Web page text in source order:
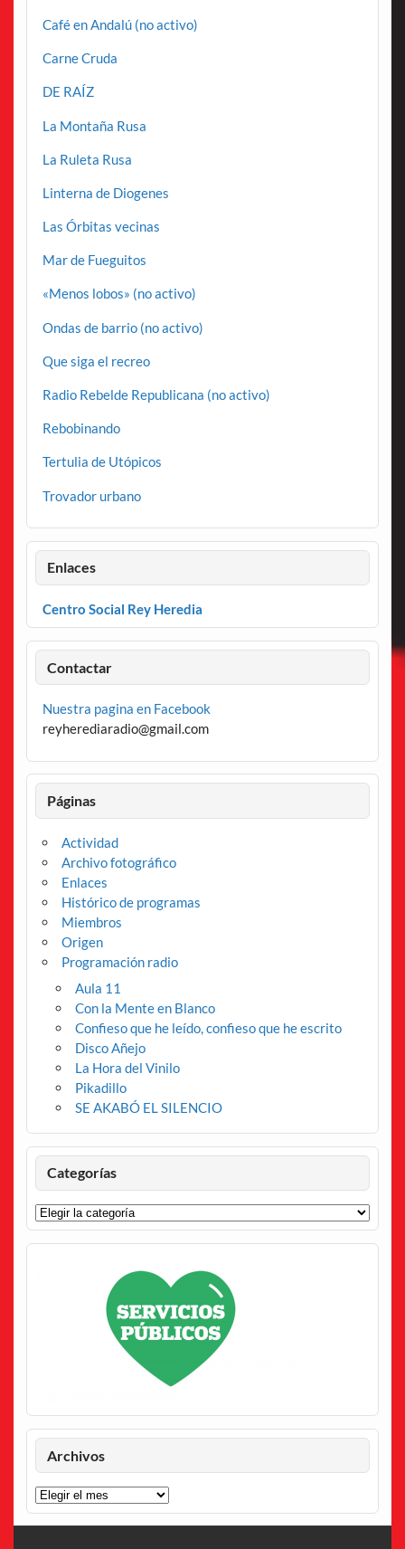
Café en Andalú (no activo)
Carne Cruda
DE RAÍZ
La Montaña Rusa
La Ruleta Rusa
Linterna de Diogenes
Las Órbitas vecinas
Mar de Fueguitos
«Menos lobos» (no activo)
Ondas de barrio (no activo)
Que siga el recreo
Radio Rebelde Republicana (no activo)
Rebobinando
Tertulia de Utópicos
Trovador urbano
Enlaces
Centro Social Rey Heredia
Contactar
Nuestra pagina en Facebook
reyherediaradio@gmail.com
Páginas
Actividad
Archivo fotográfico
Enlaces
Histórico de programas
Miembros
Origen
Programación radio
Aula 11
Con la Mente en Blanco
Confieso que he leído, confieso que he escrito
Disco Añejo
La Hora del Vinilo
Pikadillo
SE AKABÓ EL SILENCIO
Categorías
Categorías
Archivos
Archivos